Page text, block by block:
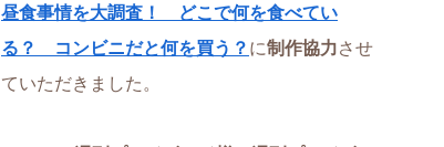
昼食事情を大調査！ どこで何を食べてい
る？ コンビニだと何を買う？ に制作協力させ
ていただきました。